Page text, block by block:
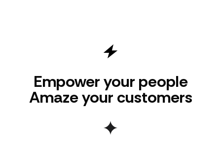
Empower your people
Amaze your customers